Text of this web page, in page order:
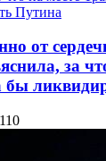
от
за
бы